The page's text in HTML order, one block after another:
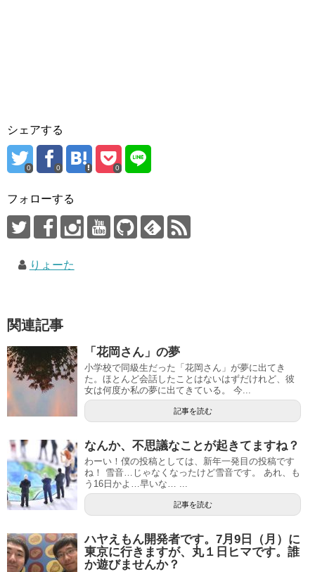
シェアする
0 0 0
フォローする
りょーた
関連記事
「花岡さん」の夢
小学校で同級生だった「花岡さん」が夢に出てき
た。ほとんど会話したことはないはずだけれど、彼
女は何度か私の夢に出てきている。 今...
記事を読む
なんか、不思議なことが起きてますね？
わーい！僕の投稿としては、新年一発目の投稿です
ね！ 雪音…じゃなくなったけど雪音です。 あれ、も
う16日かよ…早いな… ...
記事を読む
ハヤえもん開発者です。7月9日（月）に
東京に行きますが、丸１日ヒマです。誰
か遊びませんか？